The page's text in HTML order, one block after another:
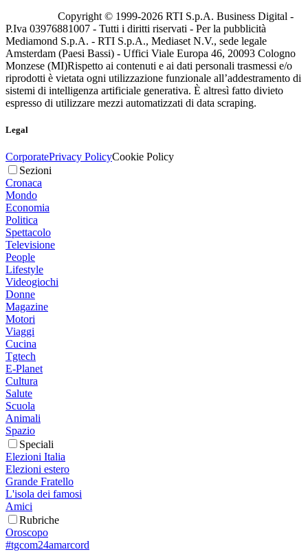
Copyright © 1999-2026 RTI S.p.A. Business Digital -
P.Iva 03976881007 - Tutti i diritti riservati - Per la pubblicità
Mediamond S.p.A. - RTI S.p.A., Mediaset N.V., sede legale
Amsterdam (Paesi Bassi) - Uffici Viale Europa 46, 20093 Cologno
Monzese (MI)Rispetto ai contenuti e ai dati personali trasmessi e/o
riprodotti è vietata ogni utilizzazione funzionale all’addestramento di
sistemi di intelligenza artificiale generativa. È altresì fatto divieto
espresso di utilizzare mezzi automatizzati di data scraping.
Legal
CorporatePrivacy PolicyCookie Policy
Sezioni
Cronaca
Mondo
Economia
Politica
Spettacolo
Televisione
People
Lifestyle
Videogiochi
Donne
Magazine
Motori
Viaggi
Cucina
Tgtech
E-Planet
Cultura
Salute
Scuola
Animali
Spazio
Speciali
Elezioni Italia
Elezioni estero
Grande Fratello
L'isola dei famosi
Amici
Rubriche
Oroscopo
#tgcom24amarcord